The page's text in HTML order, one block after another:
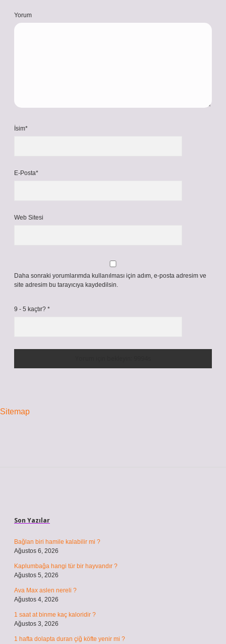
Yorum
İsim*
E-Posta*
Web Sitesi
Daha sonraki yorumlarımda kullanılması için adım, e-posta adresim ve
site adresim bu tarayıcıya kaydedilsin.
9 - 5 kaçtır? *
Sitemap
Son Yazılar
Bağlan biri hamile kalabilir mi ?
Ağustos 6, 2026
Kaplumbağa hangi tür bir hayvandır ?
Ağustos 5, 2026
Ava Max aslen nereli ?
Ağustos 4, 2026
1 saat at binme kaç kaloridir ?
Ağustos 3, 2026
1 hafta dolapta duran çiğ köfte yenir mi ?